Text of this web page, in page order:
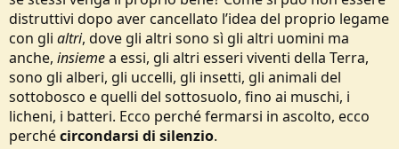
distruttivi dopo aver cancellato l’idea del proprio legame
con gli altri, dove gli altri sono sì gli altri uomini ma
anche, insiemea essi, gli altri esseri viventi della Terra,
sono gli alberi, gli uccelli, gli insetti, gli animali del
sottobosco e quelli del sottosuolo, fino ai muschi, i
licheni, i batteri. Ecco perché fermarsi in ascolto, ecco
perchécircondarsi di silenzio.